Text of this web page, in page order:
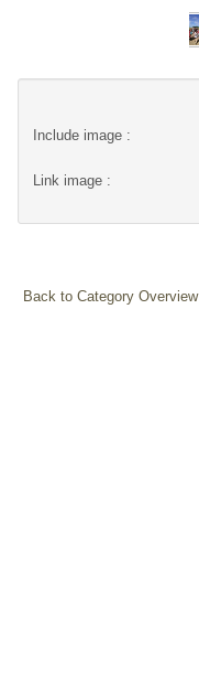
Include image :
Link image :
Back to Category Overview